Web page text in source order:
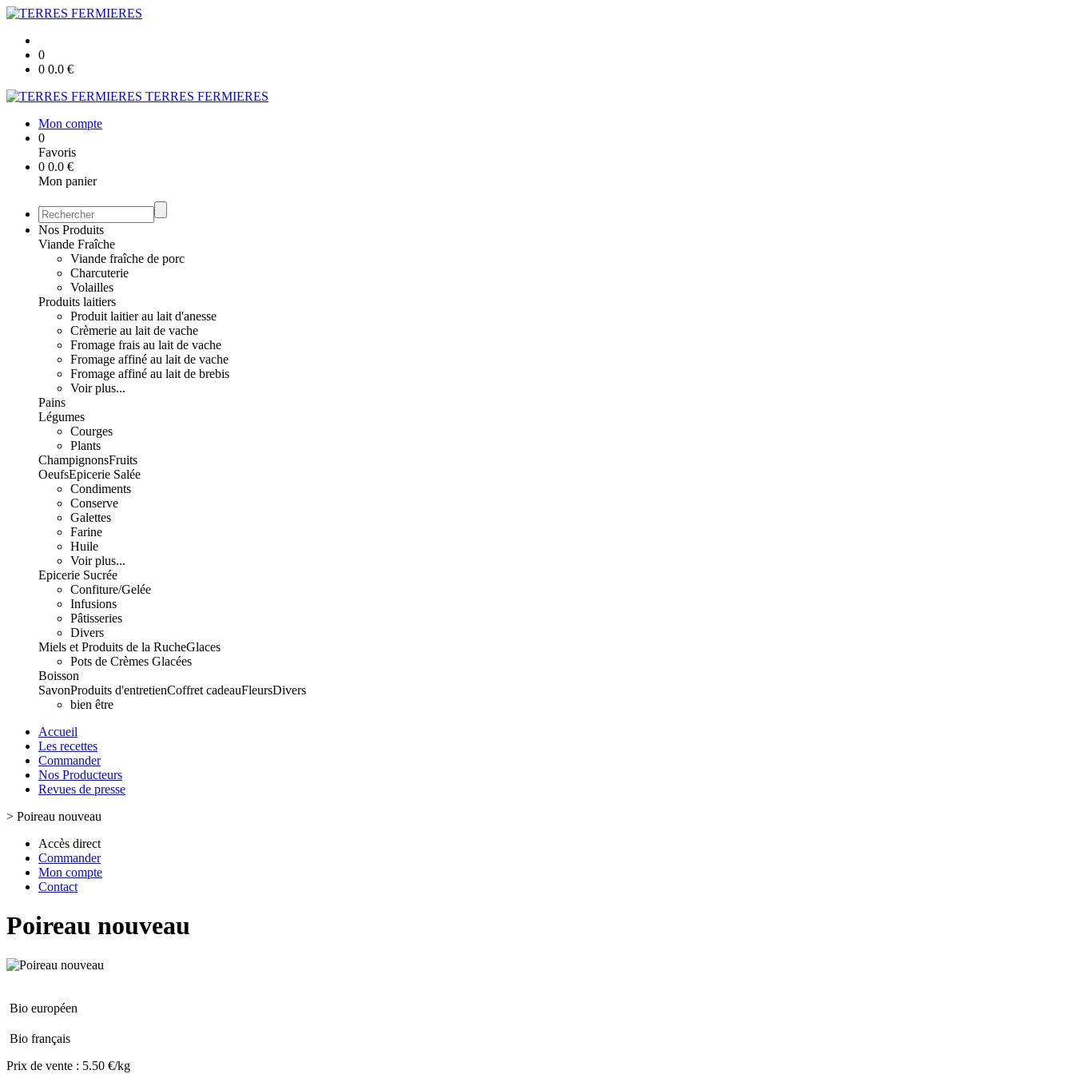
0
0 0.0 €
TERRES FERMIERES
Mon compte
0
Favoris
0 0.0 €
Mon panier
Nos Produits
Viande Fraîche
Viande fraîche de porc
Charcuterie
Volailles
Produits laitiers
Produit laitier au lait d'anesse
Crèmerie au lait de vache
Fromage frais au lait de vache
Fromage affiné au lait de vache
Fromage affiné au lait de brebis
Voir plus...
Pains
Légumes
Courges
Plants
ChampignonsFruits
OeufsEpicerie Salée
Condiments
Conserve
Galettes
Farine
Huile
Voir plus...
Epicerie Sucrée
Confiture/Gelée
Infusions
Pâtisseries
Divers
Miels et Produits de la RucheGlaces
Pots de Crèmes Glacées
Boisson
SavonProduits d'entretienCoffret cadeauFleursDivers
bien être
Accueil
Les recettes
Commander
Nos Producteurs
Revues de presse
> Poireau nouveau
Accès direct
Commander
Mon compte
Contact
Poireau nouveau
Bio européen
Bio français
Prix de vente : 5.50 €/kg